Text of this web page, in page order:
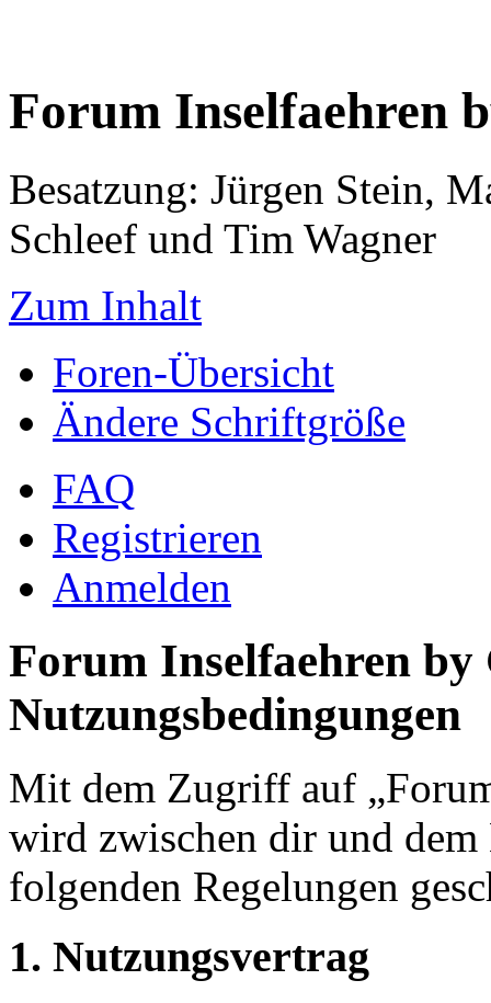
Forum Inselfaehren
Besatzung: Jürgen Stein,
Schleef und Tim Wagner
Zum Inhalt
Foren-Übersicht
Ändere Schriftgröße
FAQ
Registrieren
Anmelden
Forum Inselfaehren by
Nutzungsbedingungen
Mit dem Zugriff auf
wird zwischen dir und
folgenden Regelungen
1. Nutzungsvertrag